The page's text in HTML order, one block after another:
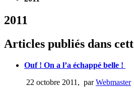
2011
Articles publiés dans
Ouf ! On a l’a échappé belle !
22 octobre 2011 , parWebmaster